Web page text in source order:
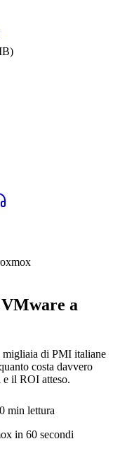
a
migliaia di PMI italiane
costa davvero
il ROI atteso.
min lettura
in 60 secondi